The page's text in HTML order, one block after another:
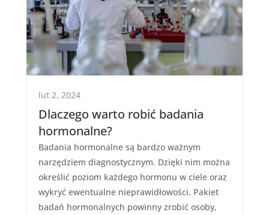
Dlaczego warto robić badania
hormonalne?
lut 2, 2024
Badania hormonalne są bardzo ważnym
narzędziem diagnostycznym. Dzięki nim można
określić poziom każdego hormonu w ciele oraz
wykryć ewentualne nieprawidłowości. Pakiet
badań hormonalnych powinny zrobić osoby,